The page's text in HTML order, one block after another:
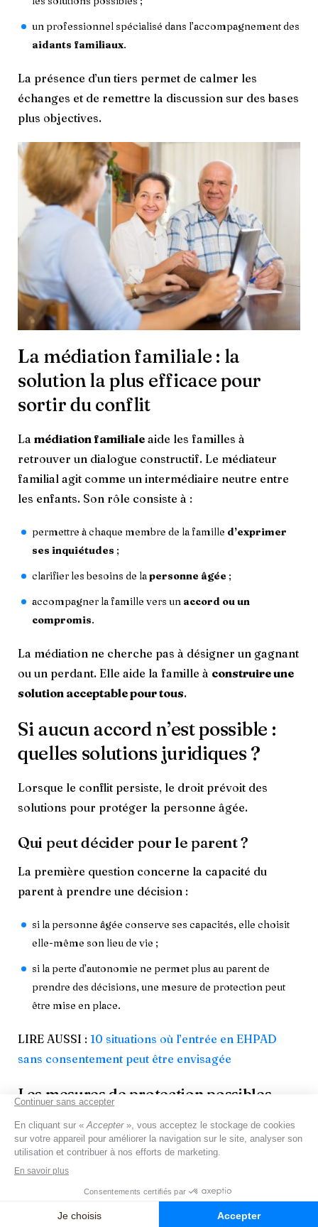
un professionnel spécialisé dans l’accompagnement des
aidants familiaux.
La présence d’un tiers permet de calmer les
échanges et de remettre la discussion sur des bases
plus objectives.
La médiation familiale : la
solution la plus efficace pour
sortir du conflit
La médiation familiale aide les familles à
retrouver un dialogue constructif. Le médiateur
familial agit comme un intermédiaire neutre entre
les enfants. Son rôle consiste à :
permettre à chaque membre de la famille d’exprimer
ses inquiétudes ;
clarifier les besoins de lapersonne âgée ;
accompagner la famille vers un accord ou un
compromis.
La médiation ne cherche pas à désigner un gagnant
ou un perdant. Elle aide la famille à construire une
solution acceptable pour tous.
Si aucun accord n’est possible :
quelles solutions juridiques ?
Lorsque le conflit persiste, le droit prévoit des
solutions pour protéger la personne âgée.
Qui peut décider pour le parent ?
La première question concerne la capacité du
parent à prendre une décision :
si la personne âgée conserve ses capacités, elle choisit
elle-même son lieu de vie ;
si la perte d’autonomie ne permet plus au parent de
prendre des décisions, une mesure de protection peut
être mise en place.
LIRE AUSSI : 10 situations où l’entrée en EHPAD
sans consentement peut être envisagée
Les mesures de protection possibles
Quand une personne âgée ne peut plus gérer seule
certaines décisions, la loi prévoit plusieurs solutions
l’habilitation familiale, qui permet à un proche de
prendre des décisions à sa place dans un cadre souple ;